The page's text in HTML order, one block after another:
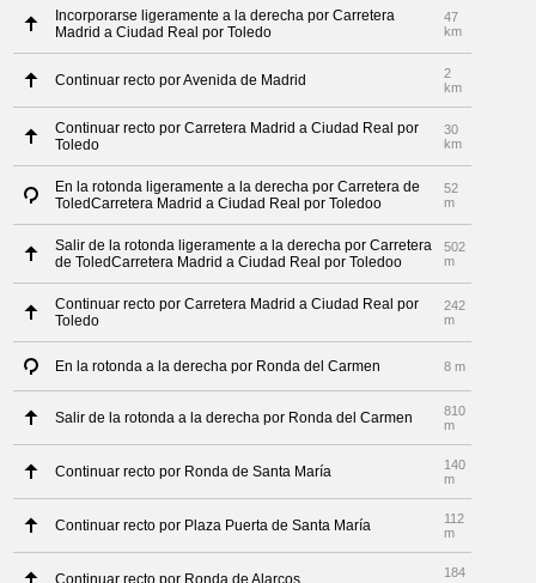
Incorporarse ligeramente a la derecha por Carretera
Madrid a Ciudad Real por Toledo
47
km
Continuar recto por Avenida de Madrid
2
km
Continuar recto por Carretera Madrid a Ciudad Real por
Toledo
30
km
En la rotonda ligeramente a la derecha por Carretera de
ToledCarretera Madrid a Ciudad Real por Toledoo
52
m
Salir de la rotonda ligeramente a la derecha por Carretera
de ToledCarretera Madrid a Ciudad Real por Toledoo
502
m
Continuar recto por Carretera Madrid a Ciudad Real por
Toledo
242
m
En la rotonda a la derecha por Ronda del Carmen 8 m
Salir de la rotonda a la derecha por Ronda del Carmen
810
m
Continuar recto por Ronda de Santa María
140
m
Continuar recto por Plaza Puerta de Santa María
112
m
Continuar recto por Ronda de Alarcos
184